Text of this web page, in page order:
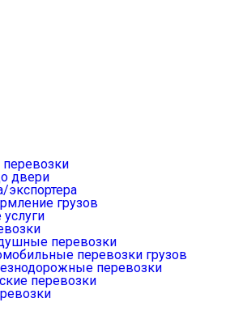
двери
экспортера
грузов
перевозки
перевозки грузов
перевозки
перевозки